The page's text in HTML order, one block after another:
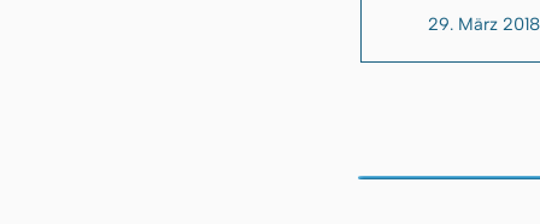
29. März 2018